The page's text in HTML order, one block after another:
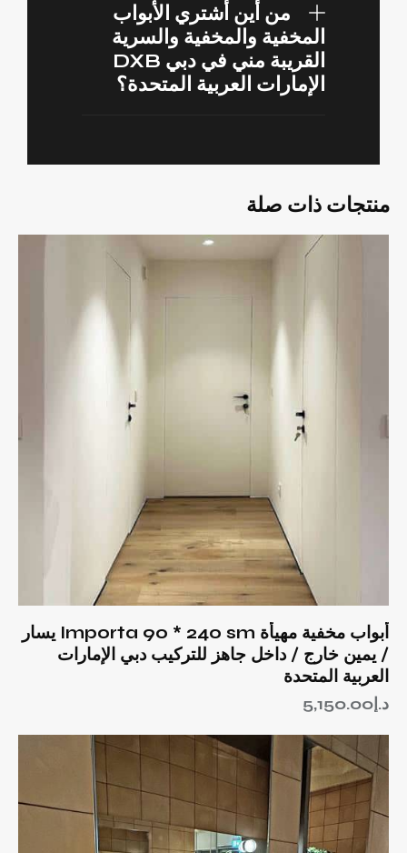
من أين أشتري الأبواب
المخفية والمخفية والسرية
القريبة مني في دبي DXB
الإمارات العربية المتحدة؟
منتجات ذات صلة
أبواب مخفية مهيأة Importa 90 * 240 sm يسار
/ يمين خارج / داخل جاهز للتركيب دبي الإمارات
العربية المتحدة
د.إ5,150.00